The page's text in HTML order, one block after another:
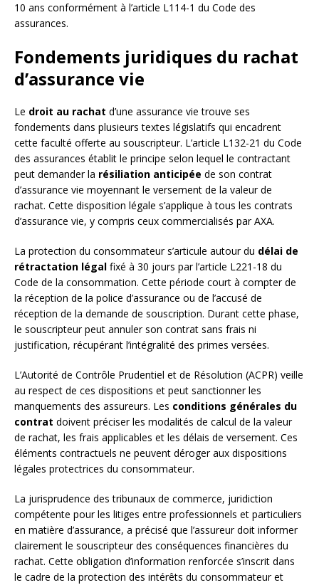
10 ans conformément à l’article L114-1 du Code des
assurances.
Fondements juridiques du rachat
d’assurance vie
Le droit au rachat d’une assurance vie trouve ses
fondements dans plusieurs textes législatifs qui encadrent
cette faculté offerte au souscripteur. L’article L132-21 du Code
des assurances établit le principe selon lequel le contractant
peut demander la résiliation anticipée de son contrat
d’assurance vie moyennant le versement de la valeur de
rachat. Cette disposition légale s’applique à tous les contrats
d’assurance vie, y compris ceux commercialisés par AXA.
La protection du consommateur s’articule autour du délai de
rétractation légal fixé à 30 jours par l’article L221-18 du
Code de la consommation. Cette période court à compter de
la réception de la police d’assurance ou de l’accusé de
réception de la demande de souscription. Durant cette phase,
le souscripteur peut annuler son contrat sans frais ni
justification, récupérant l’intégralité des primes versées.
L’Autorité de Contrôle Prudentiel et de Résolution (ACPR) veille
au respect de ces dispositions et peut sanctionner les
manquements des assureurs. Les conditions générales du
contrat doivent préciser les modalités de calcul de la valeur
de rachat, les frais applicables et les délais de versement. Ces
éléments contractuels ne peuvent déroger aux dispositions
légales protectrices du consommateur.
La jurisprudence des tribunaux de commerce, juridiction
compétente pour les litiges entre professionnels et particuliers
en matière d’assurance, a précisé que l’assureur doit informer
clairement le souscripteur des conséquences financières du
rachat. Cette obligation d’information renforcée s’inscrit dans
le cadre de la protection des intérêts du consommateur et